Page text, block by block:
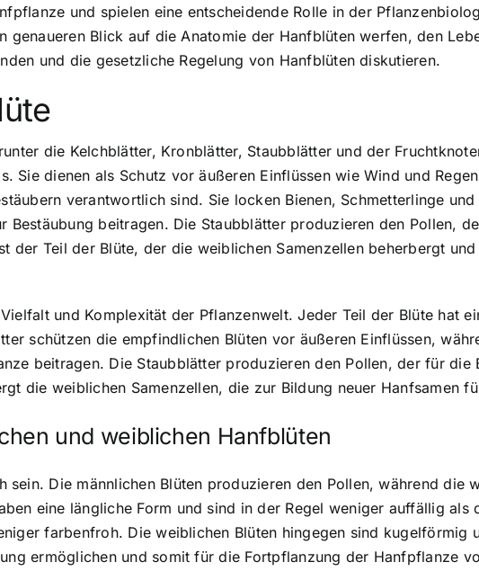
und spielen eine entscheidende Rolle in der
genaueren Blick auf die Anatomie der Hanfblüten werfen, den
und die gesetzliche Regelung von Hanfblüten diskutieren.
die Kelchblätter, Kronblätter, Staubblätter und der
Sie dienen als Schutz vor äußeren Einflüssen wie Wind und
verantwortlich sind. Sie locken Bienen, Schmetterlinge
Bestäubung beitragen. Die Staubblätter produzieren den Pollen,
der Teil der Blüte, der die weiblichen Samenzellen beherbergt
und Komplexität der Pflanzenwelt. Jeder Teil der Blüte hat
schützen die empfindlichen Blüten vor äußeren Einflüssen,
beitragen. Die Staubblätter produzieren den Pollen, der für
die weiblichen Samenzellen, die zur Bildung neuer Hanfsamen
und weiblichen Hanfblüten
Die männlichen Blüten produzieren den Pollen, während die
eine längliche Form und sind in der Regel weniger auffällig als
farbenfroh. Die weiblichen Blüten hingegen sind kugelförmig
ermöglichen und somit für die Fortpflanzung der Hanfpflanze